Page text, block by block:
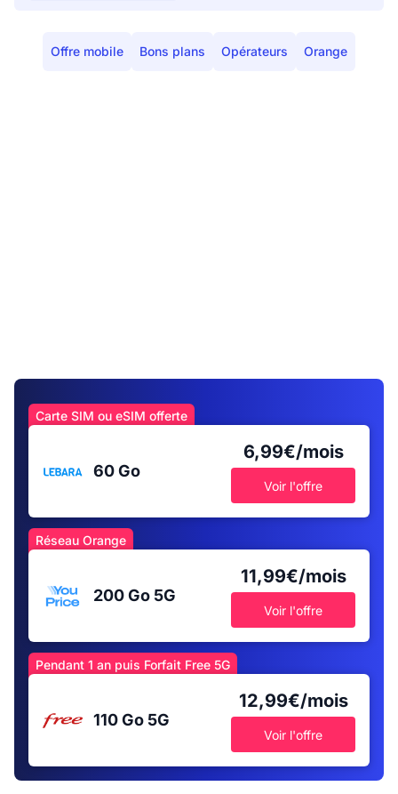
Offre mobile Bons plans Opérateurs Orange
Carte SIM ou eSIM offerte
60 Go
6,99€/mois
Voir l'offre
Réseau Orange
200 Go 5G
11,99€/mois
Voir l'offre
Pendant 1 an puis Forfait Free 5G
110 Go 5G
12,99€/mois
Voir l'offre